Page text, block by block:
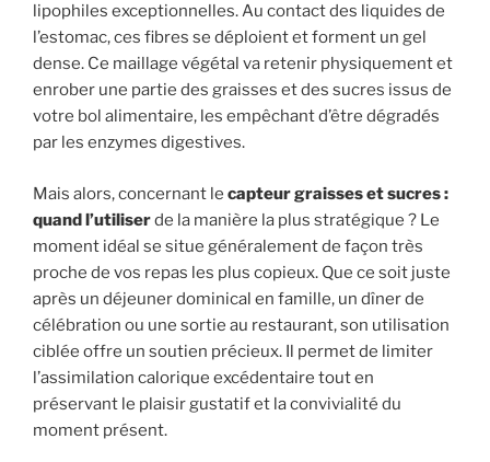
lipophiles exceptionnelles. Au contact des liquides de
l’estomac, ces fibres se déploient et forment un gel
dense. Ce maillage végétal va retenir physiquement et
enrober une partie des graisses et des sucres issus de
votre bol alimentaire, les empêchant d’être dégradés
par les enzymes digestives.
Mais alors, concernant le capteur graisses et sucres :
quand l’utiliserde la manière la plus stratégique ? Le
moment idéal se situe généralement de façon très
proche de vos repas les plus copieux. Que ce soit juste
après un déjeuner dominical en famille, un dîner de
célébration ou une sortie au restaurant, son utilisation
ciblée offre un soutien précieux. Il permet de limiter
l’assimilation calorique excédentaire tout en
préservant le plaisir gustatif et la convivialité du
moment présent.